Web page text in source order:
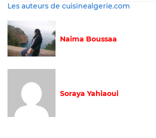
Les auteurs de cuisinealgerie.com
Naima Boussaa
Soraya Yahiaoui